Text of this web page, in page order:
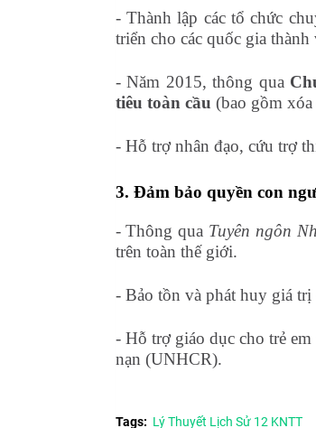
- Thành lập các tổ chức
triển cho các quốc gia
- Năm 2015, thông qua
tiêu toàn cầu (bao gồm
- Hỗ trợ nhân đạo, cứu trợ
3. Đảm bảo quyền con
- Thông qua Tuyên ngôn
trên toàn thế giới.
- Bảo tồn và phát huy giá
- Hỗ trợ giáo dục cho trẻ
nạn (UNHCR).
Tags: Lý Thuyết Lịch Sử 12 KNTT